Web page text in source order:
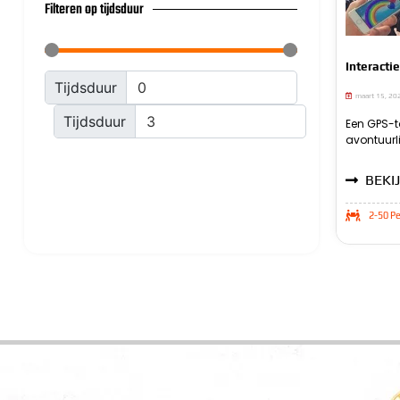
Filteren op tijdsduur
Tijdsduur
Tijdsduur
maart 15,
Een
jong en
een
worden
2-50